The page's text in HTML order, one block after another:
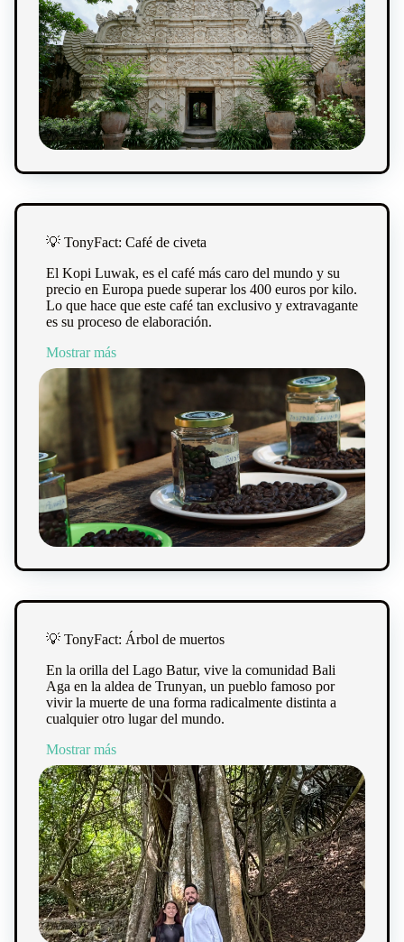
💡 TonyFact: Café de civeta
El Kopi Luwak, es el café más caro del mundo y su
precio en Europa puede superar los 400 euros por kilo.
Lo que hace que este café tan exclusivo y extravagante
es su proceso de elaboración.
Mostrar más
💡 TonyFact: Árbol de muertos
En la orilla del Lago Batur, vive la comunidad Bali
Aga en la aldea de Trunyan, un pueblo famoso por
vivir la muerte de una forma radicalmente distinta a
cualquier otro lugar del mundo.
Mostrar más